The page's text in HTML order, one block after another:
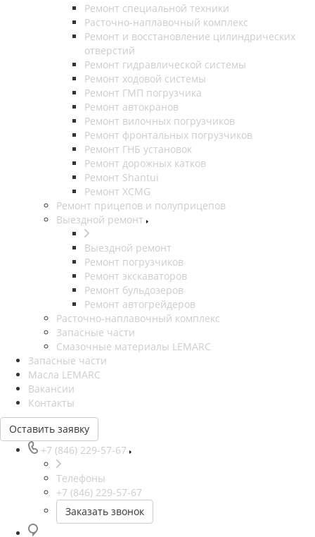
Ремонт специальной техники
Расточно-наплавочный комплекс
Ремонт и восстановление цилиндрических
отверстий
Ремонт гидравлической системы
Ремонт ходовой системы
Ремонт ГМП погрузчика
Ремонт автокранов
Ремонт вилочных погрузчиков
Ремонт фронтальных погрузчиков
Ремонт ГНБ установок
Ремонт дорожных катков
Ремонт Shantui
Ремонт XCMG
Ремонт прицепов и полуприцепов
Выездной ремонт
Выездной ремонт
Ремонт погрузчиков
Ремонт экскаваторов
Ремонт бульдозеров
Ремонт автогрейдеров
Расточно-наплавочный комплекс
Запасные части
Смазочные материалы LEMARC
Запасные части
Масла LEMARC
Вакансии
Контакты
Оставить заявку
+7 (846) 229-57-67
Телефоны
+7 (846) 229-57-67
Заказать звонок